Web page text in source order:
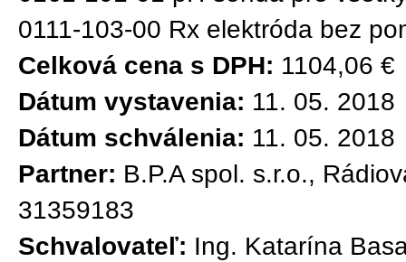
0111-103-00 Rx elektróda bez
Celková cena s DPH: 1104,06 €
Dátum vystavenia: 11. 05. 2018
Dátum schválenia: 11. 05. 2018
Partner: B.P.A spol. s.r.o.,
31359183
Schvalovateľ: Ing. Katarína